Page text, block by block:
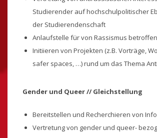
Studierender auf hochschulpolitischer
der Studierendenschaft
Anlaufstelle für von Rassismus
Initiieren von Projekten (z.B. Vorträge,
safer spaces, …) rund um das Thema
Gender und Queer // Gleichstellung
Bereitstellen und Recherchieren von
Vertretung von gender und queer-